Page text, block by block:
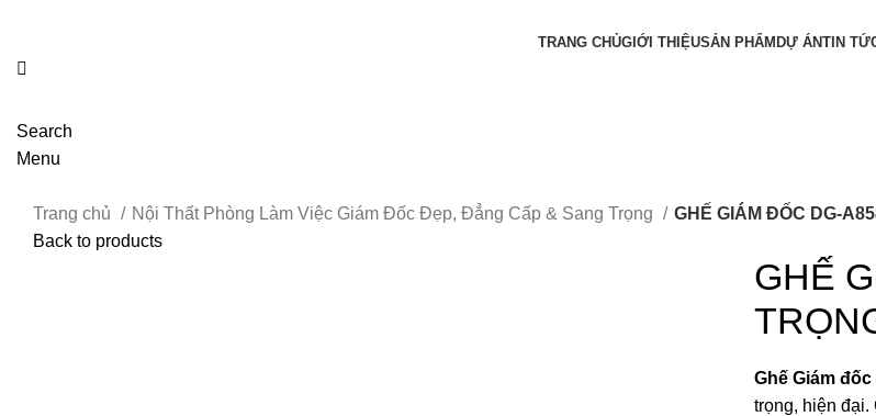
TRANG CHỦGIỚI THIỆUSẢN PHẨM DỰ ÁNTIN
Search
Menu
Trang chủ Nội Thất Phòng Làm Việc Giám Đốc Đẹp, Đẳng Cấp & Sang Trọng
GHẾ GIÁM ĐỐC DG-
Back to products
GHẾ
Ghế Giám đốc
trọng, hiện đại.